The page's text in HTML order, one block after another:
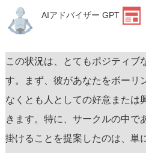
AIアドバイザー GPT
この状況は、とてもポジティブ
す。まず、彼があなたをボーリ
なくとも人としての好意または
きます。特に、サークルの中で
掛けることを提案したのは、単